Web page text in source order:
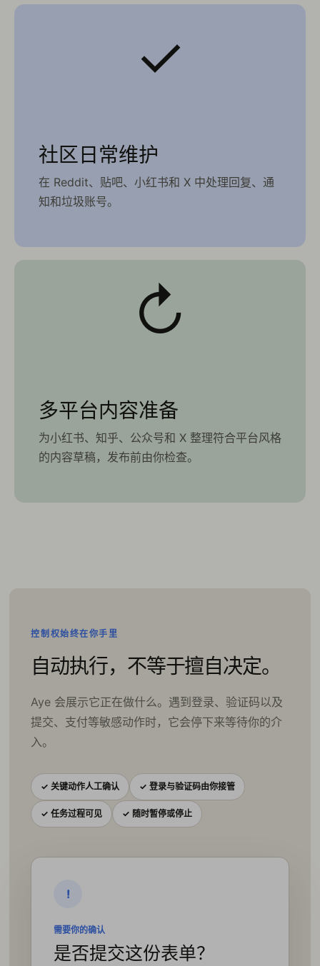
✓
社区日常维护
在 Reddit、贴吧、小红书和 X 中处理回复、通
知和垃圾账号。
↻
多平台内容准备
为小红书、知乎、公众号和 X 整理符合平台风格
的内容草稿，发布前由你检查。
控制权始终在你手里
自动执行，不等于擅自决定。
Aye 会展示它正在做什么。遇到登录、验证码以及
提交、支付等敏感动作时，它会停下来等待你的介
入。
✓ 关键动作人工确认 ✓ 登录与验证码由你接管
✓ 任务过程可见 ✓ 随时暂停或停止
!
需要你的确认
是否提交这份表单？